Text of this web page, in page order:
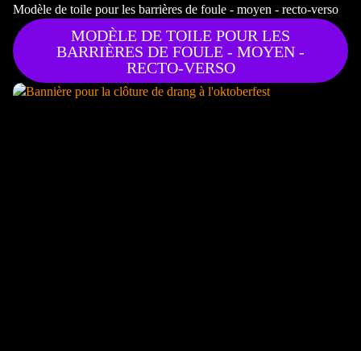
Modèle de toile pour les barrières de foule - moyen - recto-verso
MODÈLE DE TOILE POUR LES
BARRIÈRES DE FOULE - MOYEN -
RECTO-VERSO